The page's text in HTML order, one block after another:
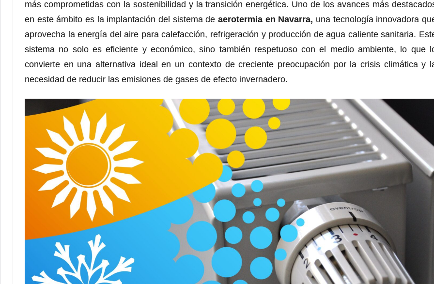
más comprometidas con la sostenibilidad y la transición energética. Uno de los avances más
en este ámbito es la implantación del sistema de aerotermia en Navarra, una tecnología innovadora
aprovecha la energía del aire para calefacción, refrigeración y producción de agua caliente sanitaria.
sistema no solo es eficiente y económico, sino también respetuoso con el medio ambiente, lo que
convierte en una alternativa ideal en un contexto de creciente preocupación por la crisis climática y
necesidad de reducir las emisiones de gases de efecto invernadero.